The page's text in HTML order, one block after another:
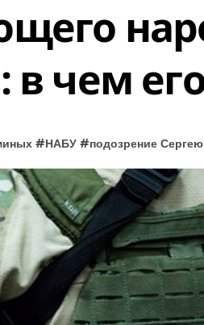
в чем
# НАБУ #подозрение